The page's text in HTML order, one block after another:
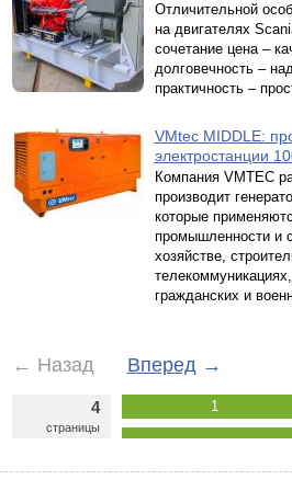
Отличительной
на двигателях
сочетание цена –
долговечность –
практичность –
VMtec MIDDLE:
электростанции
Компания VMTEC
производит
которые
промышленности и
хозяйстве,
гражданских и
← Назад Вперед→
4
страницы
1